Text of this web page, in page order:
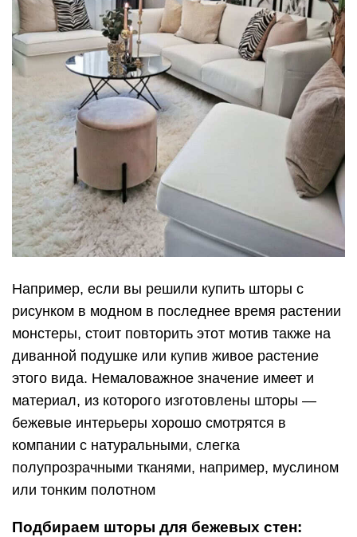
Например, если вы решили купить шторы с
рисунком в модном в последнее время растении
монстеры, стоит повторить этот мотив также на
диванной подушке или купив живое растение
этого вида. Немаловажное значение имеет и
материал, из которого изготовлены шторы —
бежевые интерьеры хорошо смотрятся в
компании с натуральными, слегка
полупрозрачными тканями, например, муслином
или тонким полотном
Подбираем шторы для бежевых стен: